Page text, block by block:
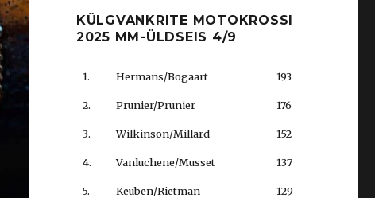
KÜLGVANKRITE MOTOKROSSI
2025 MM-ÜLDSEIS 4/9
1. Hermans/Bogaart 193
2. Prunier/Prunier 176
3. Wilkinson/Millard 152
4. Vanluchene/Musset 137
5. Keuben/Rietman 129